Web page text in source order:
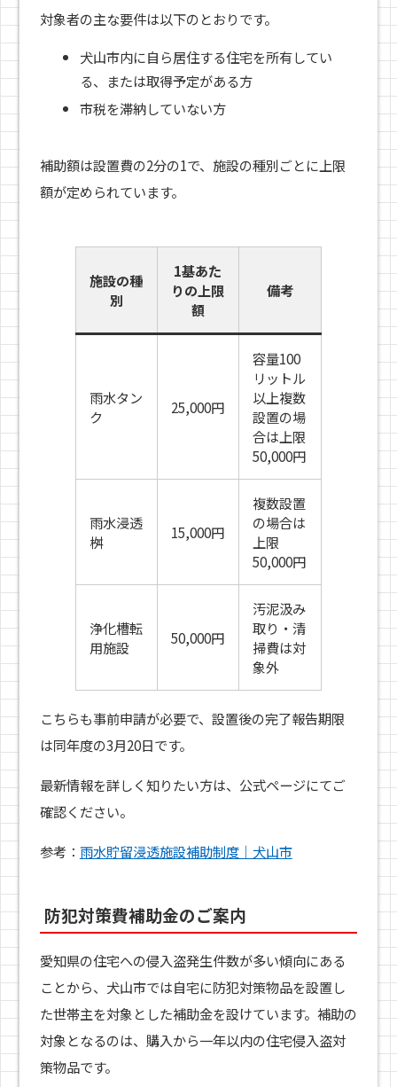
対象者の主な要件は以下のとおりです。
犬山市内に自ら居住する住宅を所有してい
る、または取得予定がある方
市税を滞納していない方
補助額は設置費の2分の1で、施設の種別ごとに上限
額が定められています。
施設の種
別
1基あた
りの上限
額
備考
雨水タン
ク
25,000円
容量100
リットル
以上複数
設置の場
合は上限
50,000円
雨水浸透
桝
15,000円
複数設置
の場合は
上限
50,000円
浄化槽転
用施設
50,000円
汚泥汲み
取り・清
掃費は対
象外
こちらも事前申請が必要で、設置後の完了報告期限
は同年度の3月20日です。
最新情報を詳しく知りたい方は、公式ページにてご
確認ください。
参考： 雨水貯留浸透施設補助制度｜犬山市
防犯対策費補助金のご案内
愛知県の住宅への侵入盗発生件数が多い傾向にある
ことから、犬山市では自宅に防犯対策物品を設置し
た世帯主を対象とした補助金を設けています。補助の
対象となるのは、購入から一年以内の住宅侵入盗対
策物品です。